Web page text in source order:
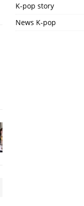
K-pop story
News K-pop